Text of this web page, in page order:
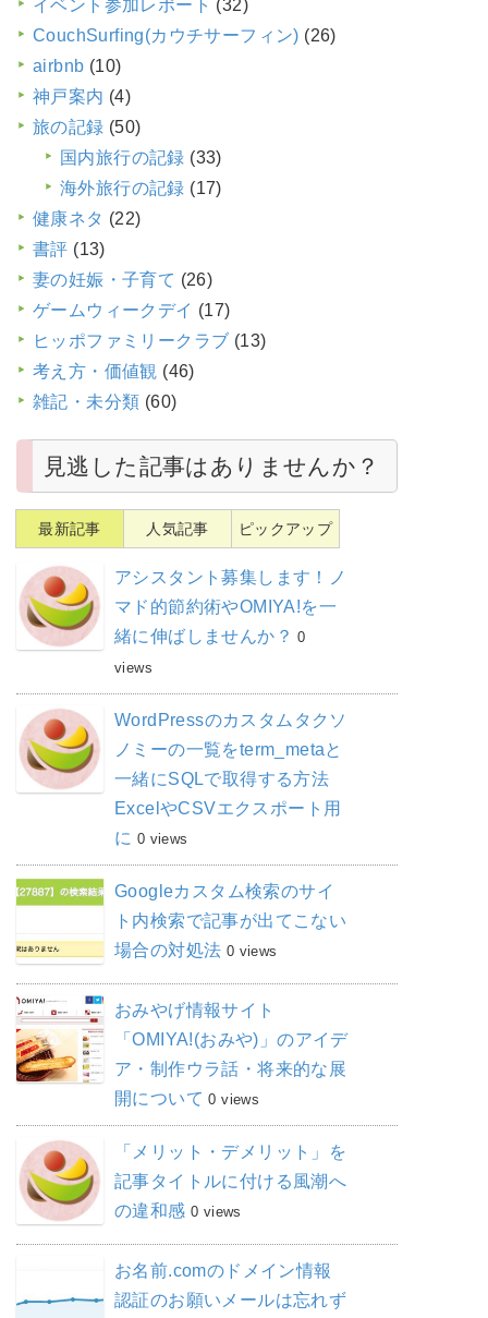
イベント参加レポート (32)
CouchSurfing(カウチサーフィン) (26)
airbnb (10)
神戸案内 (4)
旅の記録 (50)
国内旅行の記録 (33)
海外旅行の記録 (17)
健康ネタ (22)
書評 (13)
妻の妊娠・子育て (26)
ゲームウィークデイ (17)
ヒッポファミリークラブ (13)
考え方・価値観 (46)
雑記・未分類 (60)
見逃した記事はありませんか？
最新記事 人気記事 ピックアップ
アシスタント募集します！ノ
マド的節約術やOMIYA!を一
緒に伸ばしませんか？ 0
views
WordPressのカスタムタクソ
ノミーの一覧をterm_metaと
一緒にSQLで取得する方法
ExcelやCSVエクスポート用
に 0 views
Googleカスタム検索のサイ
ト内検索で記事が出てこない
場合の対処法 0 views
おみやげ情報サイト
「OMIYA!(おみや)」のアイデ
ア・制作ウラ話・将来的な展
開について 0 views
「メリット・デメリット」を
記事タイトルに付ける風潮へ
の違和感 0 views
お名前.comのドメイン情報
認証のお願いメールは忘れず